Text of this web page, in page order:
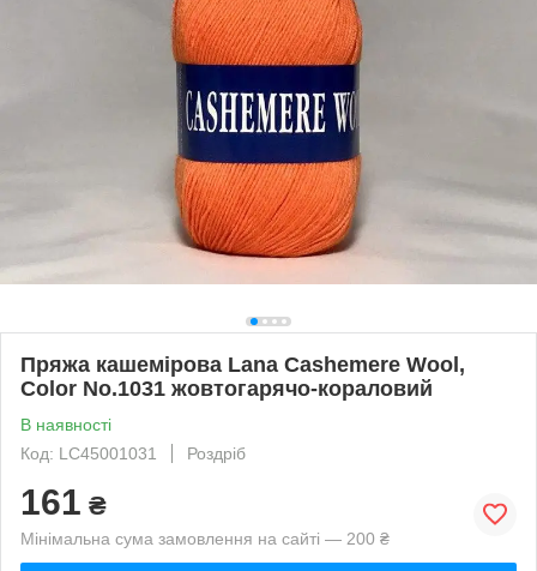
Пряжа кашемірова Lana Cashemere Wool,
Color No.1031 жовтогарячо-кораловий
В наявності
Код: LC45001031
Роздріб
161 ₴
Мінімальна сума замовлення на сайті — 200 ₴